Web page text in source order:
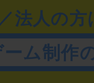
法人の方
ーム制作